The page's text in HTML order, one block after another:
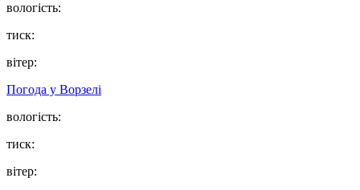
вологість:
тиск:
вітер:
Погода у Ворзелі
вологість:
тиск:
вітер: